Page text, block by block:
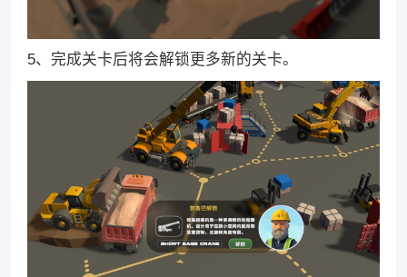
5、完成关卡后将会解锁更多新的关卡。